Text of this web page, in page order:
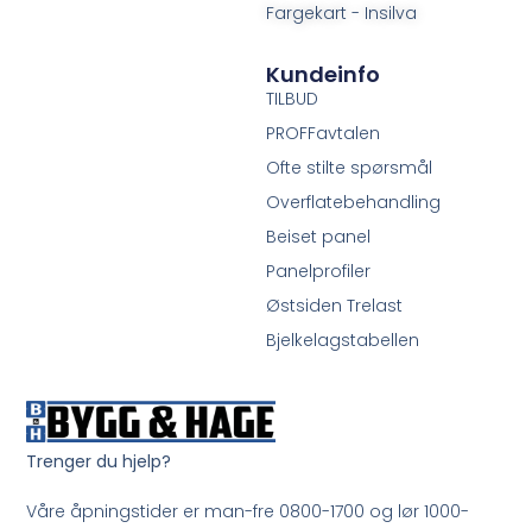
Trenger du hjelp?
Våre åpningstider er man-fre 0800-1700 og lør 1000-
Fargekart - Insilva
Kundeinfo
TILBUD
PROFFavtalen
Ofte stilte spørsmål
Overflatebehandling
Beiset panel
Panelprofiler
Østsiden Trelast
Bjelkelagstabellen